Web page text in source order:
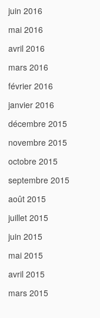
juin 2016
mai 2016
avril 2016
mars 2016
février 2016
janvier 2016
décembre 2015
novembre 2015
octobre 2015
septembre 2015
août 2015
juillet 2015
juin 2015
mai 2015
avril 2015
mars 2015